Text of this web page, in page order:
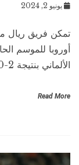
يونيو 2, 2024
تمكن فريق ريال
أوروبا للموسم
الألماني بنتيجة 2-0، في المباراة النهائية التي
Read More